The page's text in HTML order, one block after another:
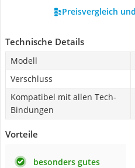
Preisvergleich
Technische Details
Modell
Verschluss
Kompatibel mit allen Tech-
Bindungen
Vorteile
besonders gutes